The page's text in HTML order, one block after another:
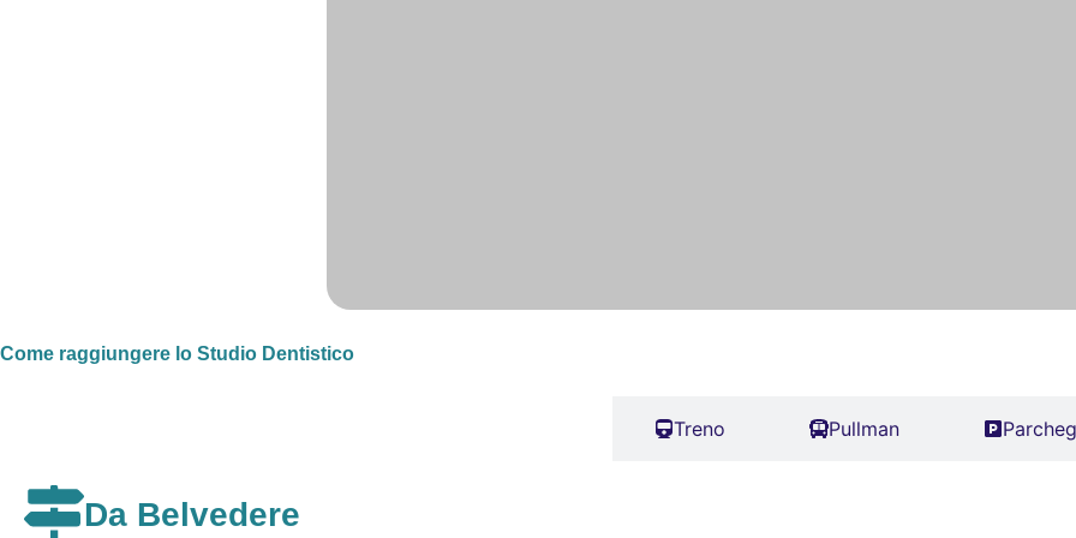
Come raggiungere lo Studio Dentistico
Treno Pullman
Da Belvedere